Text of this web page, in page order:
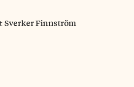
Sverker Finnström